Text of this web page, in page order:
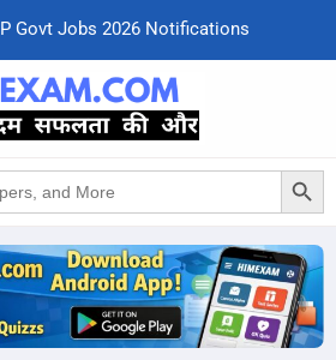
P Govt Jobs 2026 Notifcations
Search Button